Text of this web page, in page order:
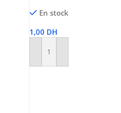
06 14 20 87 86
En stock
1,00 DH
Ajouter Au Panier